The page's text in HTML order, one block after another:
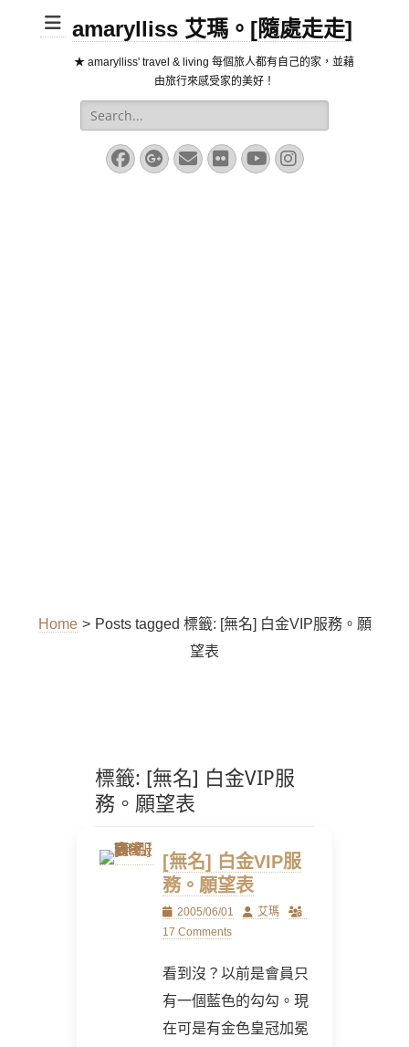
amarylliss 艾瑪。[隨處走走]
★ amarylliss' travel & living 每個旅人都有自己的家，並藉
由旅行來感受家的美好！
Search
for:
Facebook
Googleplus
EmailFlickrYouTube
Instagram
Home > Posts tagged 標籤: [無名] 白金VIP服務。願
望表
標籤: [無名] 白金VIP服
務。願望表
[無名] 白金VIP服
務。願望表
Posted
on
2005/06/01 Author
艾瑪
17 Comments
看到沒？以前是會員只
有一個藍色的勾勾。現
在可是有金色皇冠加冕